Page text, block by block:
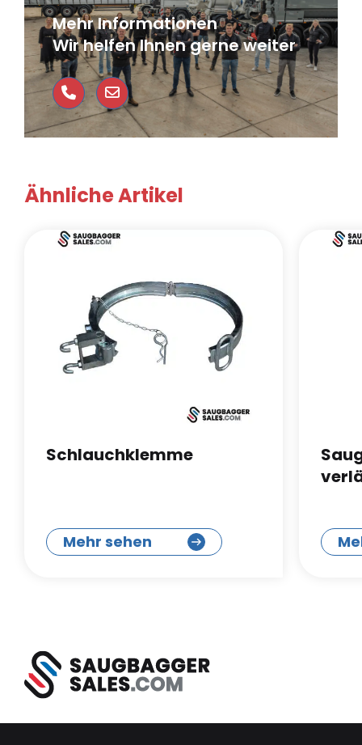
Mehr Informationen
Wir helfen Ihnen gerne weiter
Ähnliche Artikel
Schlauchklemme
Mehr sehen